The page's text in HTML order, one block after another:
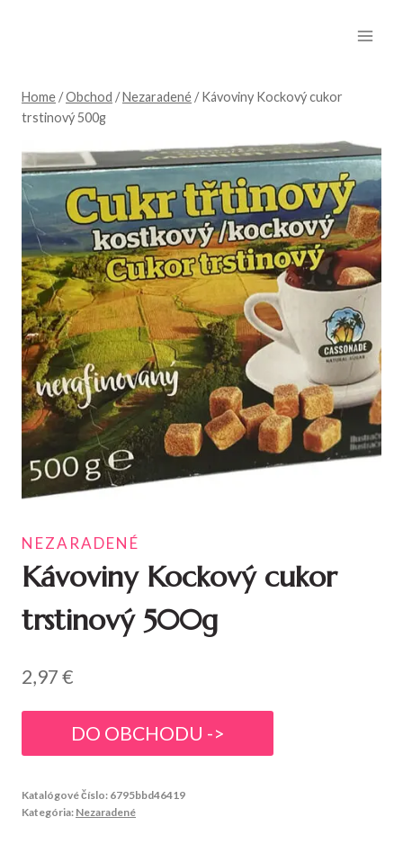
Home /Obchod /Nezaradené / Kávoviny Kockový cukor
trstinový 500g
NEZARADENÉ
Kávoviny Kockový cukor
trstinový 500g
2,97€
DO OBCHODU ->
Katalógové číslo: 6795bbd46419
Kategória: Nezaradené